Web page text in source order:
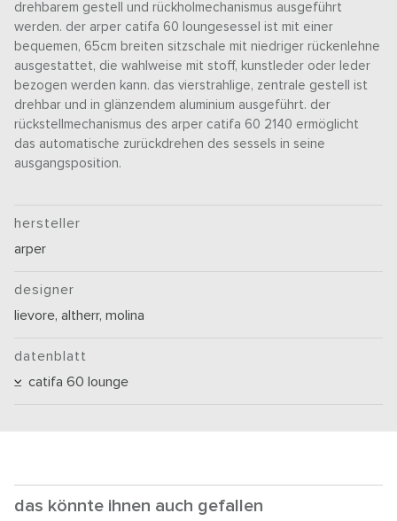
drehbarem gestell und rückholmechanismus ausgeführt
werden. der arper catifa 60 loungesessel ist mit einer
bequemen, 65cm breiten sitzschale mit niedriger rückenlehne
ausgestattet, die wahlweise mit stoff, kunstleder oder leder
bezogen werden kann. das vierstrahlige, zentrale gestell ist
drehbar und in glänzendem aluminium ausgeführt. der
rückstellmechanismus des arper catifa 60 2140 ermöglicht
das automatische zurückdrehen des sessels in seine
ausgangsposition.
hersteller
arper
designer
lievore, altherr, molina
datenblatt
catifa 60 lounge
das könnte ihnen auch gefallen